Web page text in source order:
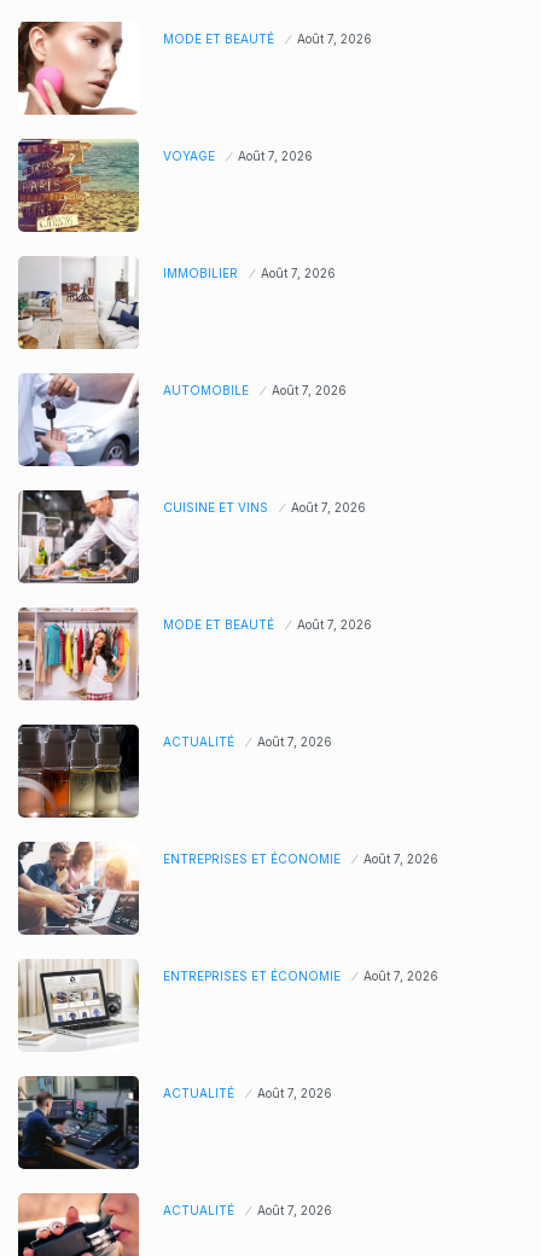
MODE ET BEAUTÉ Août 7, 2026
VOYAGE Août 7, 2026
IMMOBILIER Août 7, 2026
AUTOMOBILE Août 7, 2026
CUISINE ET VINS Août 7, 2026
MODE ET BEAUTÉ Août 7, 2026
ACTUALITÉ Août 7, 2026
ENTREPRISES ET ÉCONOMIE Août 7, 2026
ENTREPRISES ET ÉCONOMIE Août 7, 2026
ACTUALITÉ Août 7, 2026
ACTUALITÉ Août 7, 2026